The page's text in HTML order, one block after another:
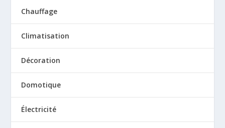
Chauffage
Climatisation
Décoration
Domotique
Électricité